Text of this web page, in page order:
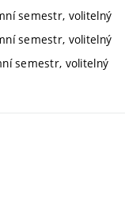
semestr, volitelný
semestr, volitelný
semestr, volitelný